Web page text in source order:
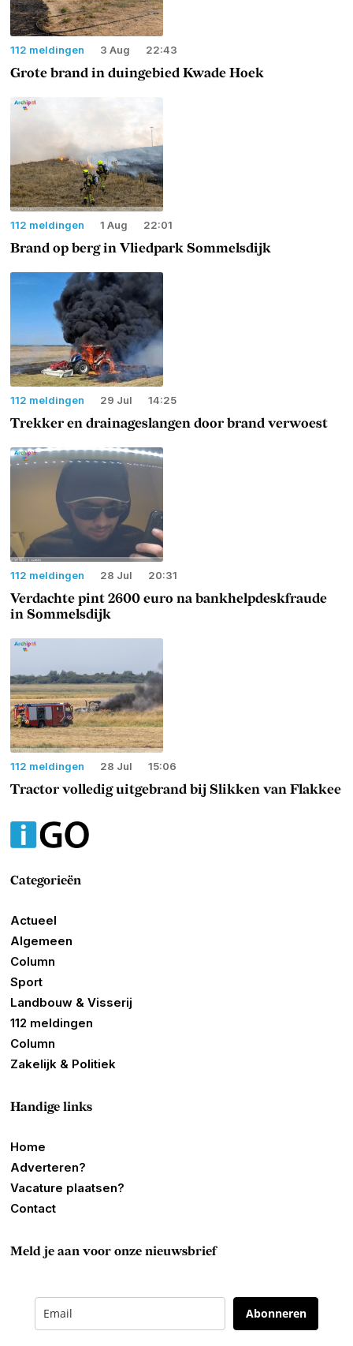
112 meldingen 3 Aug 22:43
Grote brand in duingebied Kwade Hoek
112 meldingen 1 Aug 22:01
Brand op berg in Vliedpark Sommelsdijk
112 meldingen 29 Jul 14:25
Trekker en drainageslangen door brand verwoest
112 meldingen 28 Jul 20:31
Verdachte pint 2600 euro na bankhelpdeskfraude
in Sommelsdijk
112 meldingen 28 Jul 15:06
Tractor volledig uitgebrand bij Slikken van Flakkee
Categorieën
Actueel
Algemeen
Column
Sport
Landbouw & Visserij
112 meldingen
Column
Zakelijk & Politiek
Handige links
Home
Adverteren?
Vacature plaatsen?
Contact
Meld je aan voor onze nieuwsbrief
Abonneren